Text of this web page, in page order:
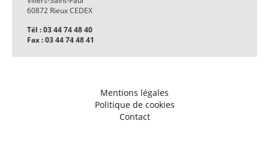
60872 Rieux CEDEX
Tél : 03 44 74 48 40
Fax : 03 44 74 48 41
Mentions légales
Politique de cookies
Contact